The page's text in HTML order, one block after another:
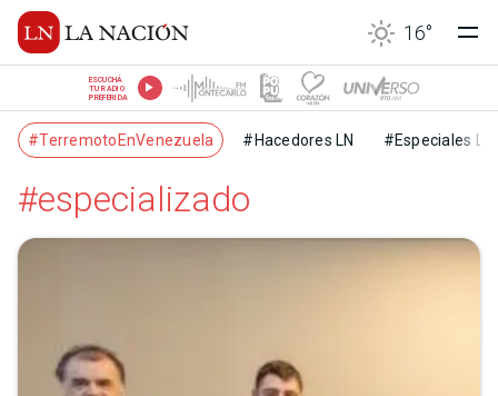
16°
ESCUCHÁ
TU RADIO
PREFERIDA
#TerremotoEnVenezuela #Hacedores LN #Especiales LN
#especializado